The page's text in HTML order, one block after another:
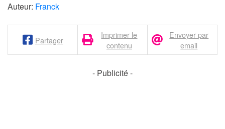
Auteur: Franck
Partager
Imprimer le
contenu
Envoyer par
email
- Publicité -